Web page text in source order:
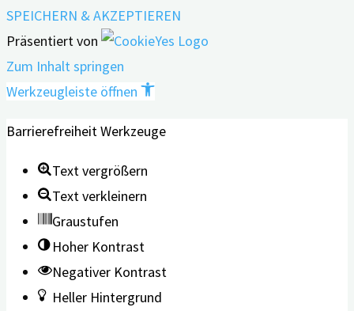
SPEICHERN & AKZEPTIEREN
Präsentiert von
Zum Inhalt springen
Werkzeugleiste öffnen
Barrierefreiheit Werkzeuge
Text vergrößern
Text verkleinern
Graustufen
Hoher Kontrast
Negativer Kontrast
Heller Hintergrund